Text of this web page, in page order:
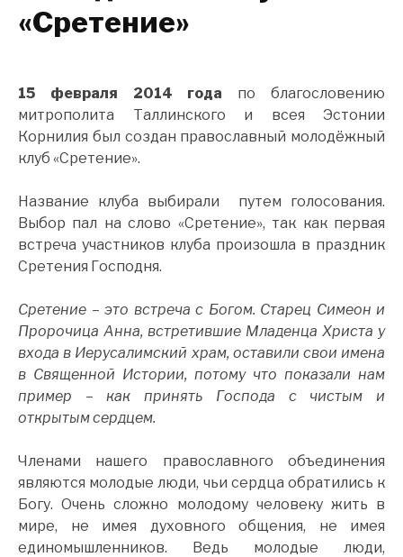
«Сретение»
15 февраля 2014 года по благословению
митрополита Таллинского и всея Эстонии
Корнилия был создан православный молодёжный
клуб «Сретение».
Название клуба выбирали путем голосования.
Выбор пал на слово «Сретение», так как первая
встреча участников клуба произошла в праздник
Сретения Господня.
Сретение – это встреча с Богом. Старец Симеон и
Пророчица Анна, встретившие Младенца Христа у
входа в Иерусалимский храм, оставили свои имена
в Священной Истории, потому что показали нам
пример – как принять Господа с чистым и
открытым сердцем.
Членами нашего православного объединения
являются молодые люди, чьи сердца обратились к
Богу. Очень сложно молодому человеку жить в
мире, не имея духовного общения, не имея
единомышленников. Ведь молодые люди,